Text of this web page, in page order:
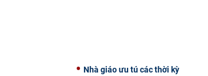
Nhà giáo ưu tú các thời kỳ